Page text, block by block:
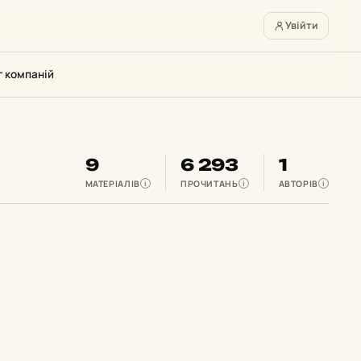
Увійти
компаній
9
МАТЕРІАЛІВ i
6 293
ПРОЧИТАНЬ i
1
АВТОРІВ i